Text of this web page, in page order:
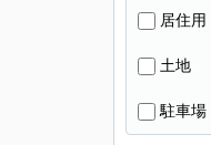
居住用
土地
駐車場